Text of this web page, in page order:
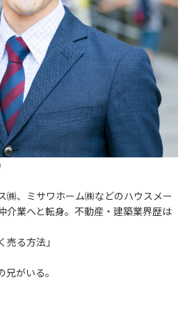
㈱、ミサワホーム㈱などのハウスメー
介業へと転身。不動産・建築業界歴は
る方法」
がいる。